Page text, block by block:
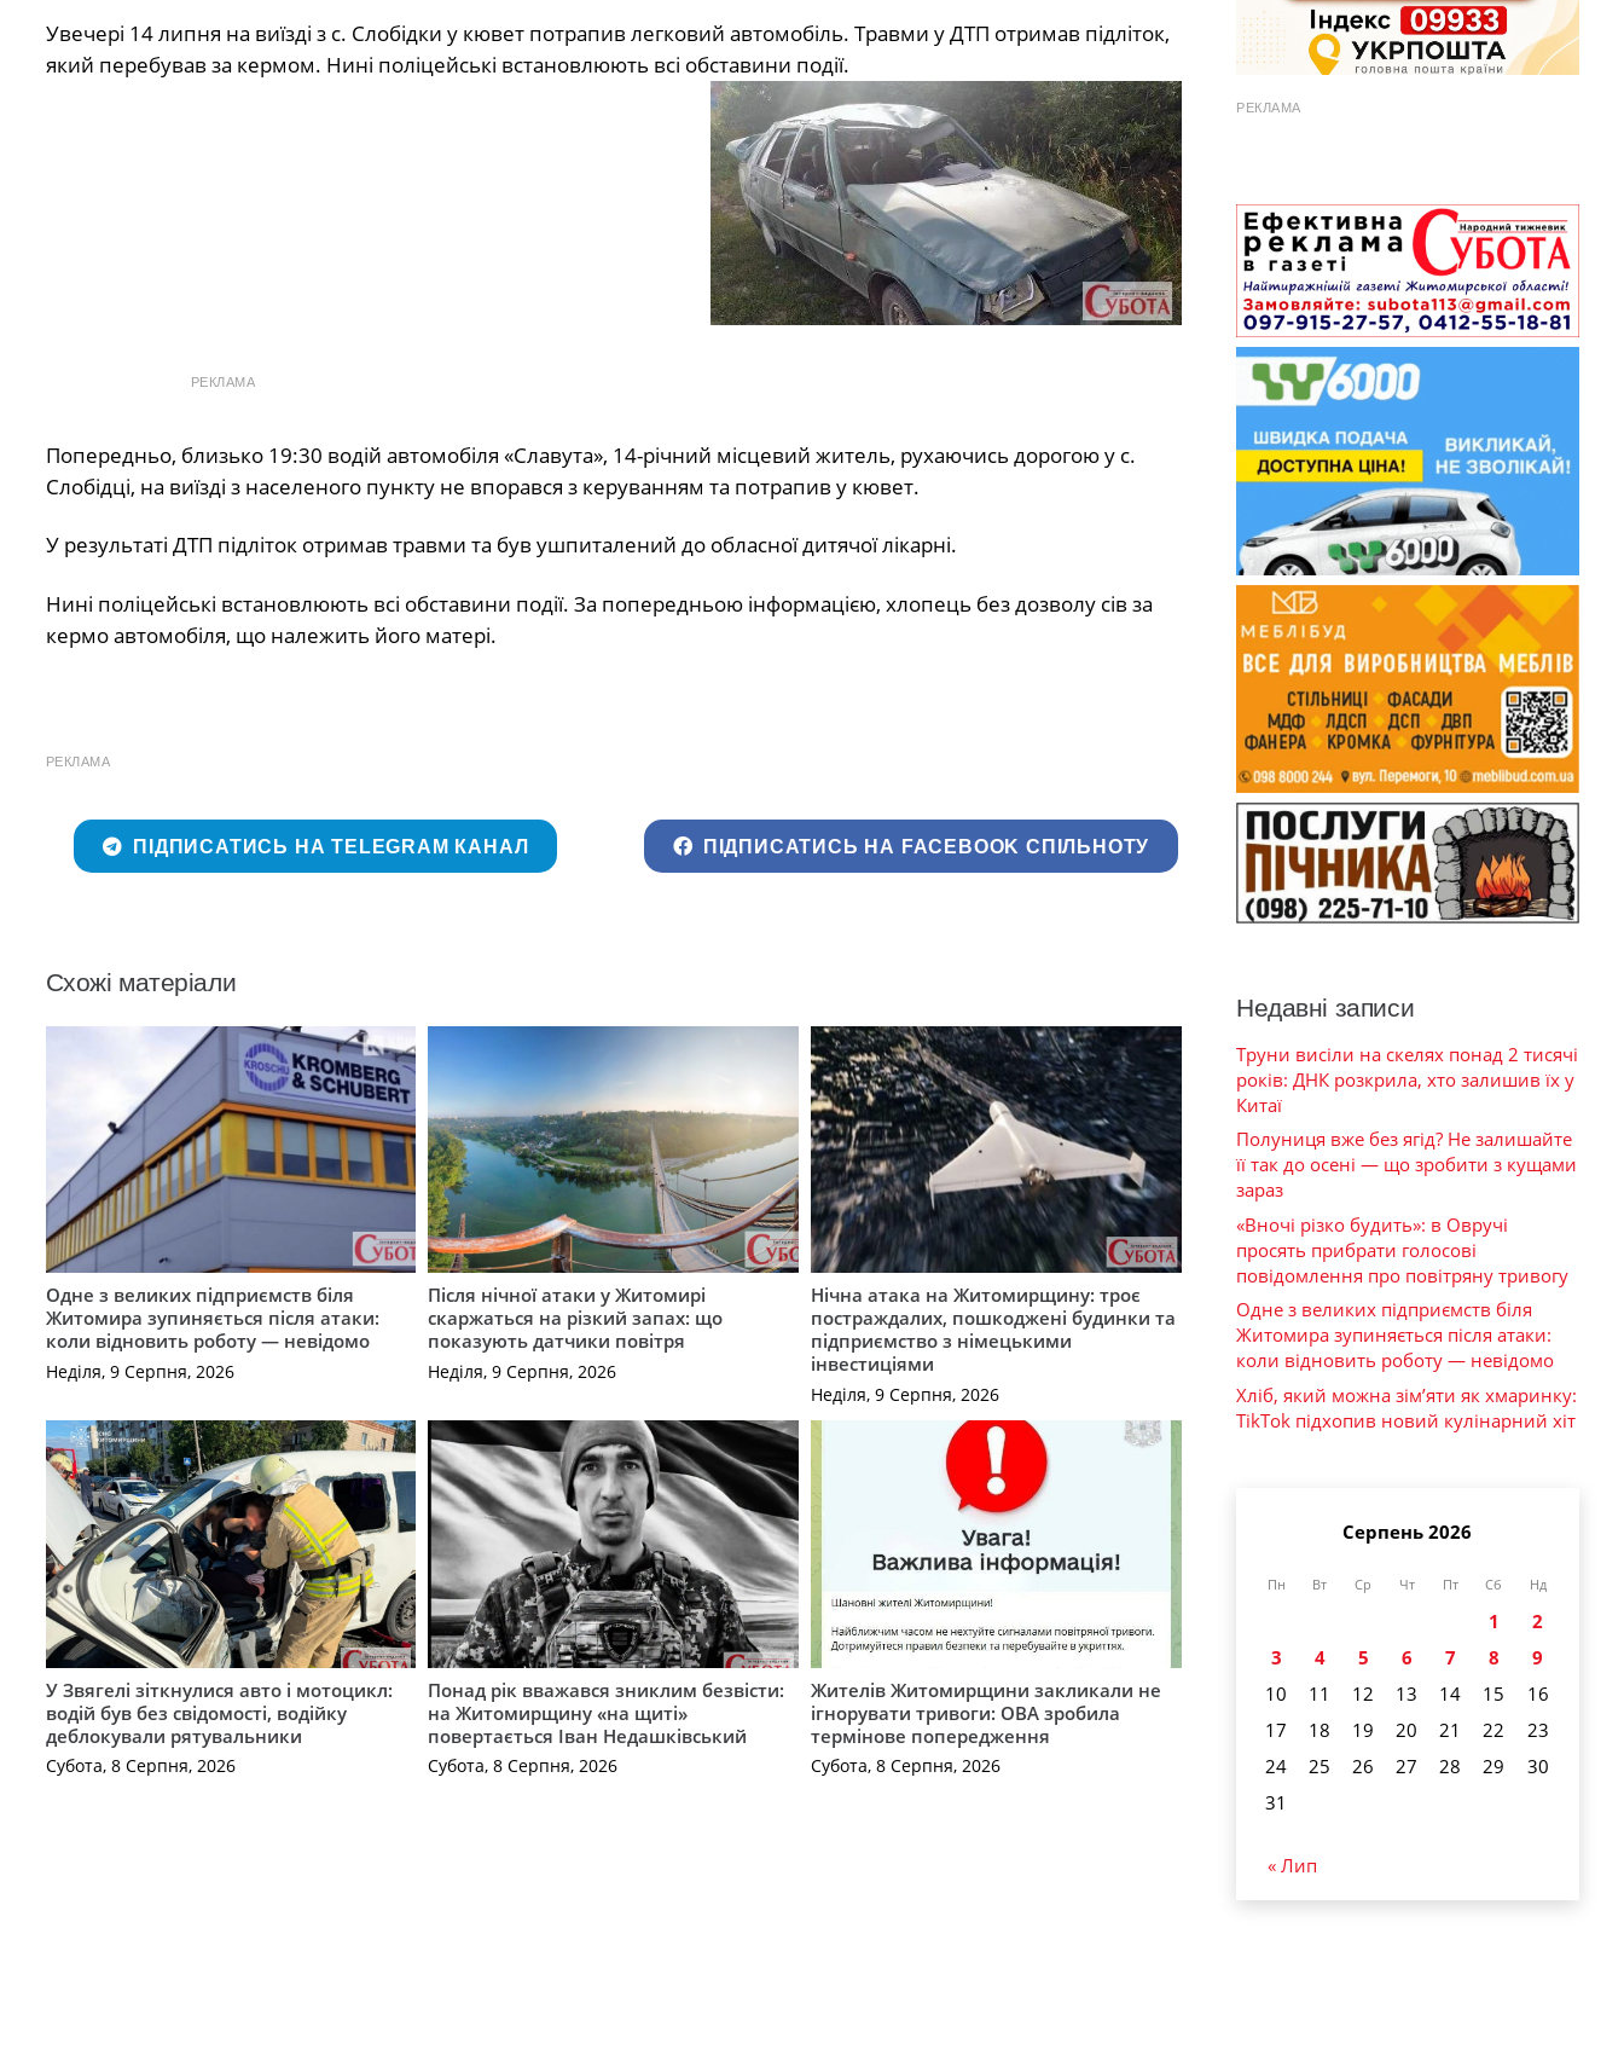
Увечері 14 липня на виїзді з с. Слобідки у кювет потрапив легковий автомобіль. Травми у ДТП отримав підліток,
який перебував за кермом. Нині поліцейські встановлюють всі обставини події.
РЕКЛАМА
Попередньо, близько 19:30 водій автомобіля «Славута», 14-річний місцевий житель, рухаючись дорогою у с.
Слобідці, на виїзді з населеного пункту не впорався з керуванням та потрапив у кювет.
У результаті ДТП підліток отримав травми та був ушпиталений до обласної дитячої лікарні.
Нині поліцейські встановлюють всі обставини події. За попередньою інформацією, хлопець без дозволу сів за
кермо автомобіля, що належить його матері.
РЕКЛАМА
ПІДПИСАТИСЬ НА TELEGRAM КАНАЛ ПІДПИСАТИСЬ НА FACEBOOK СПІЛЬНОТУ
Схожі матеріали
Одне з великих підприємств біля
Житомира зупиняється після атаки:
коли відновить роботу — невідомо
Неділя, 9 Серпня, 2026
Після нічної атаки у Житомирі
скаржаться на різкий запах: що
показують датчики повітря
Неділя, 9 Серпня, 2026
Нічна атака на Житомирщину: троє
постраждалих, пошкоджені будинки та
підприємство з німецькими
інвестиціями
Неділя, 9 Серпня, 2026
У Звягелі зіткнулися авто і мотоцикл:
водій був без свідомості, водійку
деблокували рятувальники
Субота, 8 Серпня, 2026
Понад рік вважався зниклим безвісти:
на Житомирщину «на щиті»
повертається Іван Недашківський
Субота, 8 Серпня, 2026
Жителів Житомирщини закликали не
ігнорувати тривоги: ОВА зробила
термінове попередження
Субота, 8 Серпня, 2026
РЕКЛАМА
Недавні записи
Труни висіли на скелях понад 2 тисячі
років: ДНК розкрила, хто залишив їх у
Китаї
Полуниця вже без ягід? Не залишайте
її так до осені — що зробити з кущами
зараз
«Вночі різко будить»: в Овручі
просять прибрати голосові
повідомлення про повітряну тривогу
Одне з великих підприємств біля
Житомира зупиняється після атаки:
коли відновить роботу — невідомо
Хліб, який можна зім’яти як хмаринку:
TikTok підхопив новий кулінарний хіт
Серпень 2026
Пн Вт Ср Чт Пт Сб Нд
1
2
3
4 5 6 7 8
9
10
11 12 13 14 15
16
17
18 19 20 21 22
23
24
25 26 27 28 29
30
31
« Лип